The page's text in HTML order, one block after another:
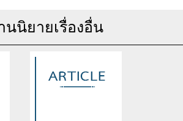
นนิยายเรื่องอื่น